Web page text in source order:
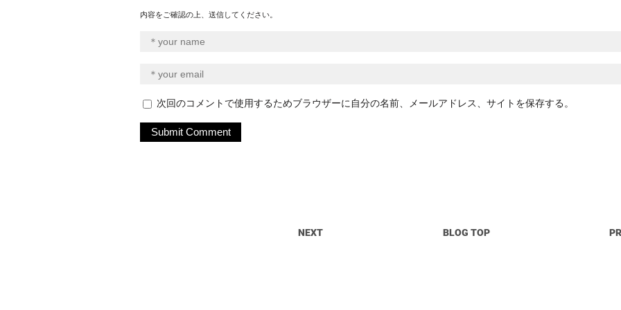
内容をご確認の上、送信してください。
次回のコメントで使用するためブラウザーに自分の名前、メールアドレス、サイトを保存する。
NEXT BLOG TOP